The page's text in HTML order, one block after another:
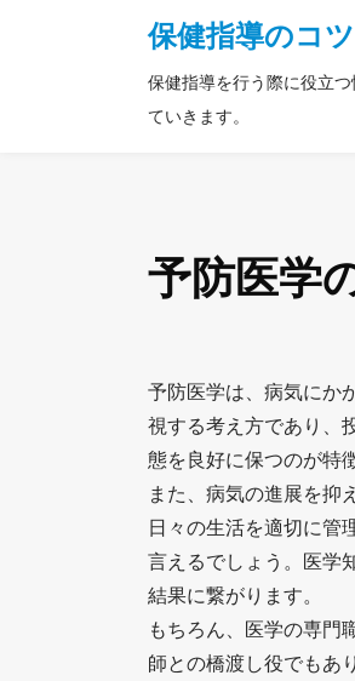
保健指導のコツ
保健指導を行う際に役立つ
ていきます。
予防医学
予防医学は、病気にか
視する考え方であり、
態を良好に保つのが特
また、病気の進展を抑
日々の生活を適切に管
言えるでしょう。医学
結果に繋がります。
もちろん、医学の専門
師との橋渡し役でもあ